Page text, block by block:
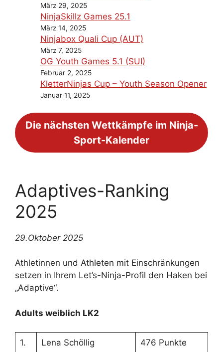
März 29, 2025
NinjaSkillz Games 25.1
März 14, 2025
Ninjabox Quali Cup (AUT)
März 7, 2025
OG Youth Games 5.1 (SUI)
Februar 2, 2025
KletterNinjas Cup – Youth Season Opener
Januar 11, 2025
Die nächsten Wettkämpfe im Ninja-
Sport-Kalender
Adaptives-Ranking
2025
29.Oktober 2025
Athletinnen und Athleten mit Einschränkungen
setzen in Ihrem Let’s-Ninja-Profil den Haken bei
„Adaptive“.
Adults weiblich LK2
1. Lena Schöllig 476 Punkte